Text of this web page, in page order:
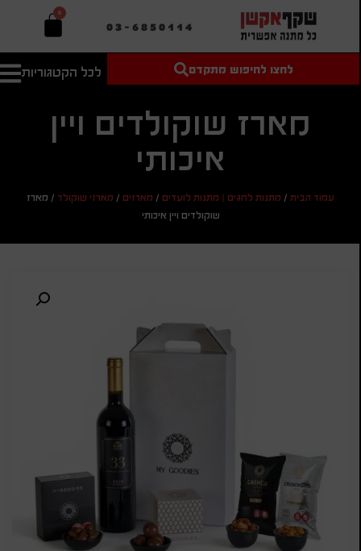
03-6850114
0
לכל הקטגוריות
טקסט חופשי
מחיר מיני'
אישית
לחצו לחיפוש מתקדם
מארז שוקולדים ויין
איכותי
עמוד הבית/ מתנות לחגים | מתנות לועדים/ מארזים/ מארזי שוקולד/ מארז
שוקולדים ויין איכותי